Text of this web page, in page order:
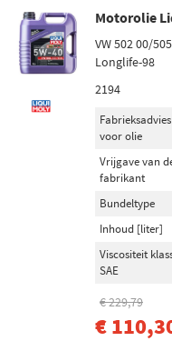
Motorolie
VW 502 00/
Longlife-98
2194
Fabrieksadvies
voor olie
Vrijgave van
fabrikant
Bundeltype
Inhoud [liter]
Viscositeit
SAE
€ 229,79
€